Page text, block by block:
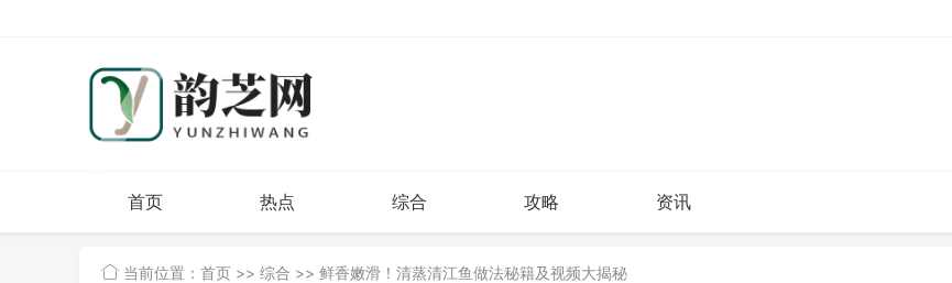
首页 热点 综合 攻略 资讯
当前位置： 首页 >> 综合 >> 鲜香嫩滑！清蒸清江鱼做法秘籍及视频大揭秘